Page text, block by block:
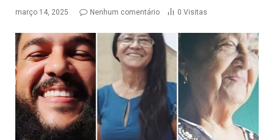
março 14, 2025 Nenhum comentário 0 Visitas